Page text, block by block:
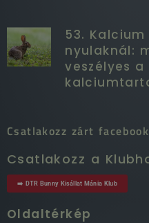
53.
nyulaknál:
veszélyes
Csatlakozz zárt
Csatlakozz a
➡️ DTR Bunny Kisállat Mánia Klub
Oldaltérkép